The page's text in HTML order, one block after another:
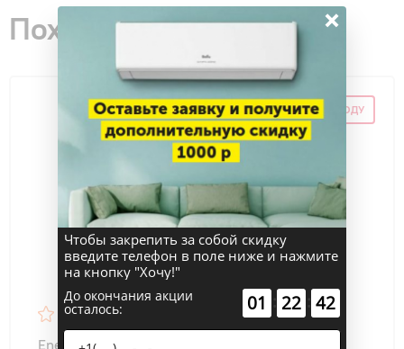
Похожие товары
СКИДКА ПО ПРОМОКОДУ
4.7 14
Energolux SAS24MR1-A/SAU24MR1-A MÜRREN
×
Чтобы закрепить за собой скидку
введите телефон в поле ниже и нажмите
на кнопку "Хочу!"
До окончания акции
осталось: 01 22 41